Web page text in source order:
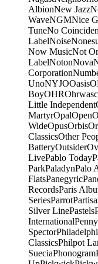
AlbionNew Jazz
WaveNGMNice
TuneNo
LabelNoise
Now MusicNot
LabelNotonNova
Corporation
UnoNYJOOasis
BoyOHR
Little Independent
MartyrOpalOpen
WideOpusOrbis
ClassicsOther
BatteryOutsider
LivePablo Today
ParkPaladynPalo
FlatsPanegyric
RecordsParis
SeriesParrot
Silver LinePastels
International
Spector
ClassicsPhilpot
SueciaPhonogram